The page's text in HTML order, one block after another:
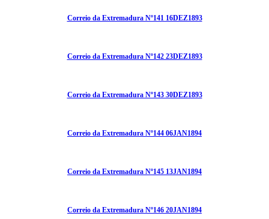
Correio da Extremadura Nº141 16DEZ1893
Correio da Extremadura Nº142 23DEZ1893
Correio da Extremadura Nº143 30DEZ1893
Correio da Extremadura Nº144 06JAN1894
Correio da Extremadura Nº145 13JAN1894
Correio da Extremadura Nº146 20JAN1894